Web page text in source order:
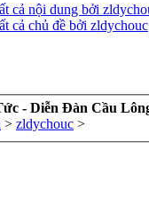
cả nội dung bởi
cả chủ đề bởi zldychouc
- Diễn Đàn Cầu
> zldychouc >